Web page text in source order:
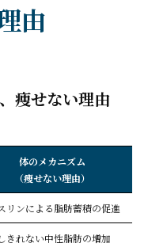
由
痩せない理由
体のメカニズム
（痩せない理由）
リンによる脂肪蓄積の促進
きれない中性脂肪の増加